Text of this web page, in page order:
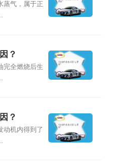
蒸气，属于正
？
完全燃烧后生
？
动机内得到了